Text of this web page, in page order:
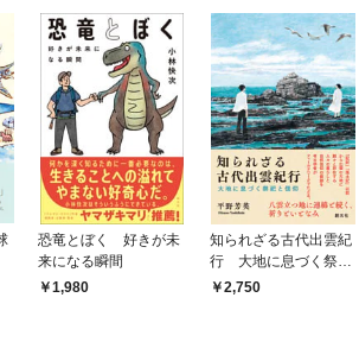
恐竜とぼく 好きが未
来になる瞬間
1,980
知られざる古代出雲紀
行 大地に息づく祭祀
と信仰
2,750